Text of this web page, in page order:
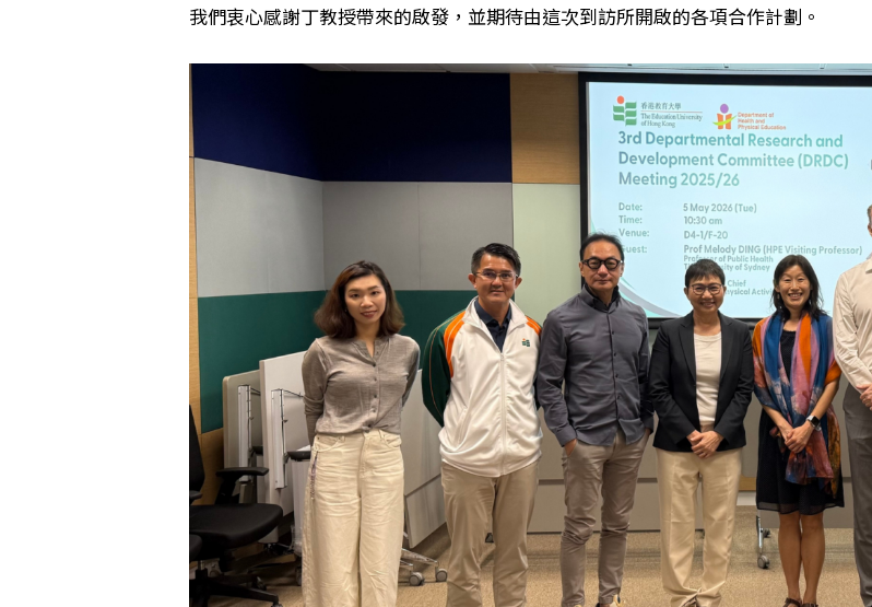
我們衷心感謝丁教授帶來的啟發，並期待由這次到訪所開啟的各項合作計劃。